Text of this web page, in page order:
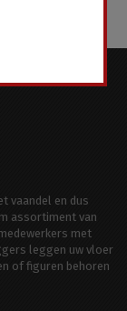
vaandel en dus
assortiment van
met
leggen uw vloer
of figuren behoren